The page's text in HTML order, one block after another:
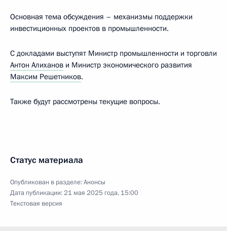
Основная тема обсуждения – механизмы поддержки
инвестиционных проектов в промышленности.
С докладами выступят Министр промышленности и торговли
Антон Алиханов и Министр экономического развития
Максим Решетников.
Также будут рассмотрены текущие вопросы.
Статус материала
Опубликован в разделе:Анонсы
Дата публикации:21 мая 2025 года, 15:00
Текстовая версия